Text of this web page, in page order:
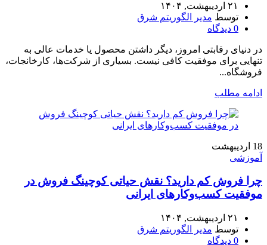
۲۱ اردیبهشت, ۱۴۰۴
توسط مدیر الگوریتم شرق
0 دیدگاه
در دنیای رقابتی امروز، دیگر داشتن محصول یا خدمات عالی به
تنهایی برای موفقیت کافی نیست. بسیاری از شرکت‌ها، کارخانجات،
فروشگاه‌...
ادامه مطلب
18 اردیبهشت
آموزشی
چرا فروش کم دارید؟ نقش حیاتی کوچینگ فروش در
موفقیت کسب‌وکارهای ایرانی
۲۱ اردیبهشت, ۱۴۰۴
توسط مدیر الگوریتم شرق
0 دیدگاه